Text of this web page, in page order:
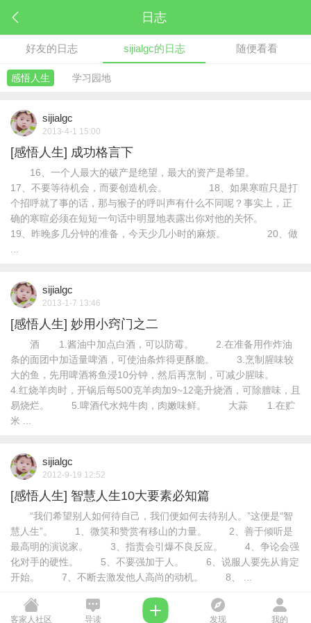
日志
好友的日志 sijialgc的日志 随便看看
感悟人生 学习园地
sijialgc
2013-4-1 15:00
[感悟人生] 成功格言下
16、一个人最大的破产是绝望，最大的资产是希望。
17、不要等待机会，而要创造机会。 18、如果寒暄只是打
个招呼就了事的话，那与猴子的呼叫声有什么不同呢？事实上，正
确的寒暄必须在短短一句话中明显地表露出你对他的关怀。
19、昨晚多几分钟的准备，今天少几小时的麻烦。 20、做
sijialgc
2013-1-7 13:46
[感悟人生] 妙用小窍门之二
酒 1.酱油中加点白酒，可以防霉。 2.在准备用作炸油
条的面团中加适量啤酒，可使油条炸得更酥脆。 3.烹制腥味较
大的鱼，先用啤酒将鱼浸10分钟，然后再烹制，可减少腥味。
4.红烧羊肉时，开锅后每500克羊肉加9~12毫升烧酒，可除膻味，且
易烧烂。 5.啤酒代水炖牛肉，肉嫩味鲜。 大蒜 1.在贮
米 ...
sijialgc
2012-9-19 12:52
[感悟人生] 智慧人生10大要素必知篇
“我们希望别人如何待自己，我们便如何去待别人。”这便是“智
慧人生”。 1、微笑和赞赏有移山的力量。 2、善于倾听是
最高明的演说家。 3、指责会引爆不良反应。 4、争论会强
化对手的硬性。 5、不要强加于人。 6、说服人要先从肯定
开始。 7、不断去激发他人高尚的动机。 8、 ...
客家人社区 导读 发现 我的